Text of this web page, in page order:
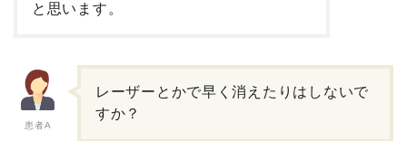
と思います。
患者A
レーザーとかで早く消えたりはしないで
すか？